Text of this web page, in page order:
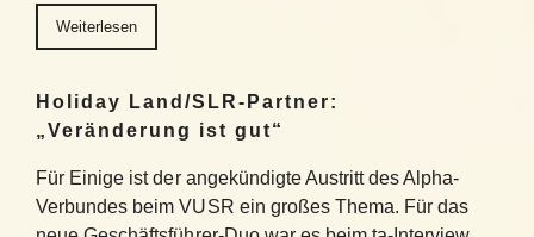
Weiterlesen
Holiday Land/SLR-Partner:
„Veränderung ist gut“
Für Einige ist der angekündigte Austritt des Alpha-
Verbundes beim VUSR ein großes Thema. Für das